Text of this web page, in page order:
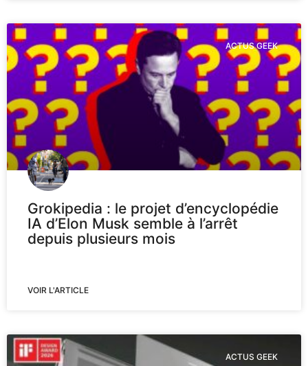
ACTUS GEEK
Grokipedia : le projet d’encyclopédie
IA d’Elon Musk semble à l’arrêt
depuis plusieurs mois
VOIR L'ARTICLE
ACTUS GEEK